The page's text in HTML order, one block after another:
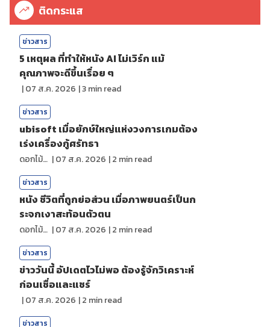
ติดกระแส
ข่าวสาร
5 เหตุผล ที่ทำให้หนัง AI ไม่เวิร์ก แม้
คุณภาพจะดีขึ้นเรื่อย ๆ
|07 ส.ค. 2026 |3min read
ข่าวสาร
ubisoft เมื่อยักษ์ใหญ่แห่งวงการเกมต้อง
เร่งเครื่องกู้ศรัทธา
ดอกไม้กับสายน้ำ |07 ส.ค. 2026 |2 min read
ข่าวสาร
หนัง ชีวิตที่ถูกย่อส่วน เมื่อภาพยนตร์เป็นก
ระจกเงาสะท้อนตัวตน
ดอกไม้กับสายน้ำ |07 ส.ค. 2026 |2 min read
ข่าวสาร
ข่าววันนี้ อัปเดตไวไม่พอ ต้องรู้จักวิเคราะห์
ก่อนเชื่อและแชร์
|07 ส.ค. 2026 |2 min read
ข่าวสาร